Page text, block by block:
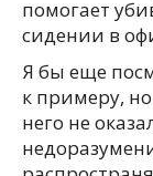
помогает
сидении в
Я бы еще
к примеру,
него не